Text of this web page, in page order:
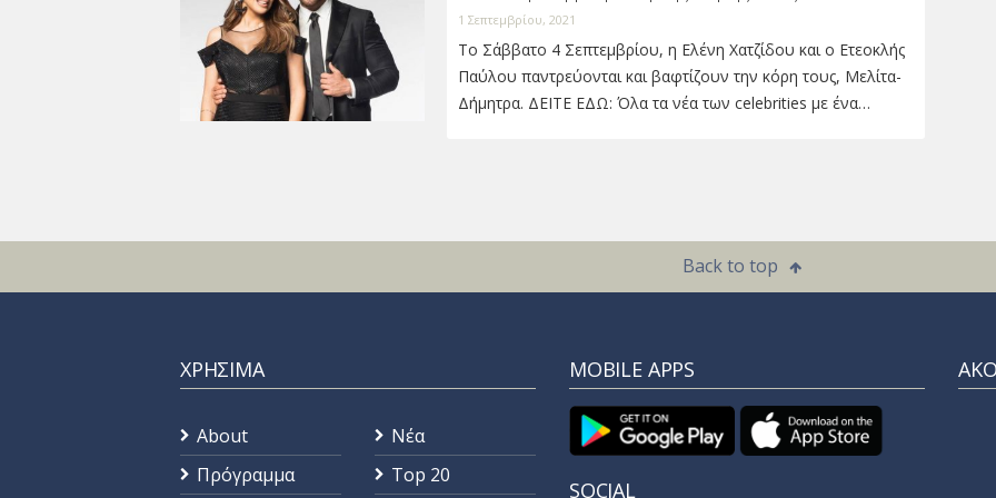
1 Σεπτεμβρίου, 2021
Το Σάββατο 4 Σεπτεμβρίου, η Ελένη Χατζίδου και ο Ετεοκλής
Παύλου παντρεύονται και βαφτίζουν την κόρη τους, Μελίτα-
Δήμητρα. ΔΕΙΤΕ ΕΔΩ: Όλα τα νέα των celebrities με ένα…
Back to top
ΧΡΗΣΙΜΑ
About
Πρόγραμμα
Νέα
Top 20
MOBILE APPS
SOCIAL